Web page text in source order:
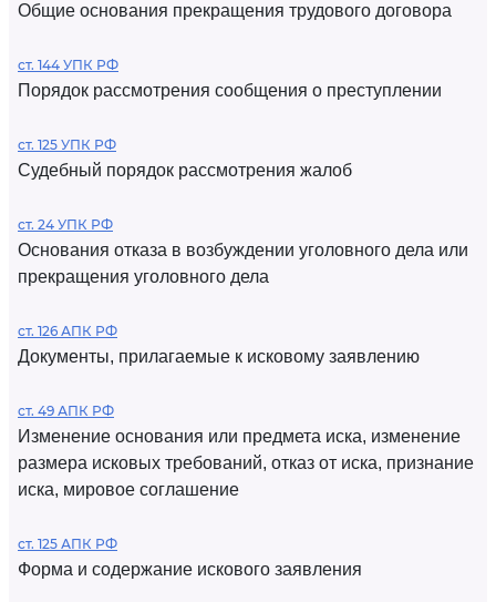
Общие основания прекращения трудового договора
ст. 144 УПК РФ
Порядок рассмотрения сообщения о преступлении
ст. 125 УПК РФ
Судебный порядок рассмотрения жалоб
ст. 24 УПК РФ
Основания отказа в возбуждении уголовного дела или
прекращения уголовного дела
ст. 126 АПК РФ
Документы, прилагаемые к исковому заявлению
ст. 49 АПК РФ
Изменение основания или предмета иска, изменение
размера исковых требований, отказ от иска, признание
иска, мировое соглашение
ст. 125 АПК РФ
Форма и содержание искового заявления